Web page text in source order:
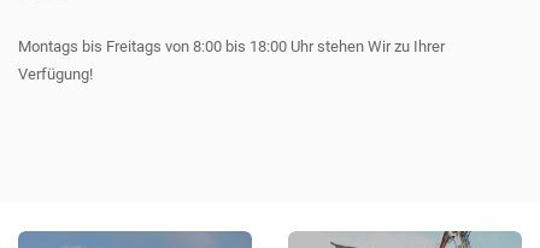
Montags bis Freitags von 8:00 bis 18:00 Uhr stehen Wir zu Ihrer
Verfügung!